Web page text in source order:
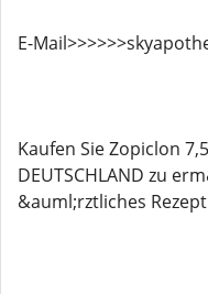
E-
Kaufen Sie Zopiclon
DEUTSCHLAND zu
&auml;rztliches